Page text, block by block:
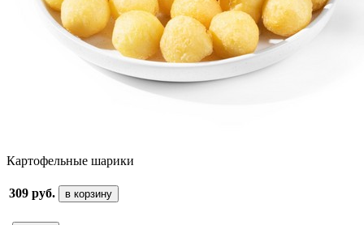
Картофельные шарики
309 руб. в корзину